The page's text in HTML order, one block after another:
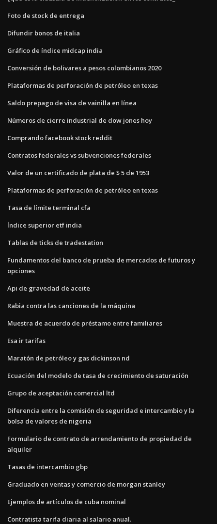
Foto de stock de entrega
Difundir bonos de italia
Gráfico de índice midcap india
Conversión de bolivares a pesos colombianos 2020
Plataformas de perforación de petróleo en texas
Saldo prepago de visa de vainilla en línea
Números de cierre industrial de dow jones hoy
Comprando facebook stock reddit
Contratos federales vs subvenciones federales
Valor de un certificado de plata de $ 5 de 1953
Plataformas de perforación de petróleo en texas
Tasa de límite terminal cfa
Índice superior etf india
Tablas de ticks de tradestation
Fundamentos del banco de prueba de mercados de futuros y
opciones
Api de gravedad de aceite
Rabia contra las canciones de la máquina
Muestra de acuerdo de préstamo entre familiares
Esa ir tarifas
Maratón de petróleo y gas dickinson nd
Ecuación del modelo de tasa de crecimiento de saturación
Grupo de aceptación comercial ltd
Diferencia entre la comisión de seguridad e intercambio y la
bolsa de valores de nigeria
Formulario de contrato de arrendamiento de propiedad de
alquiler
Tasas de intercambio gbp
Graduado en ventas y comercio de morgan stanley
Ejemplos de artículos de cuba nominal
Contratista tarifa diaria al salario anual.